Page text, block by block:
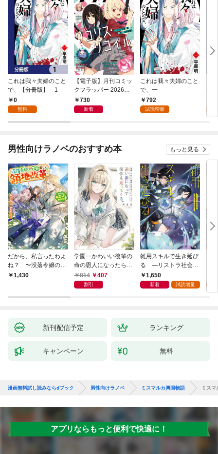
これは我々夫婦のこと
で、【分冊版】 1
0
無料
【電子版】月刊コミッ
クフラッパー 2026年9
月号730
新着
これは我々夫婦のこと
で、一
792
試読増量
チ
冊
男性向けラノベのおすすめ本 もっと見る
だから、私言ったわよ
ね？ 〜没落令嬢の案
外楽しい領地改革〜
1,430
学園一かわいい後輩の
命の恩人になったら、
通い妻になって関係を
迫ってくる。
814 407
割引
雑用スキルで生き延び
る —リストラ社会人
のソロダンジョン攻略
記—
1,650
新着 試読増量
私
戻
し
新刊配信予定 ランキング
キャンペーン 無料
漫画無料試し読みならdブック 男性向けラノベ ミスマルカ興国物語 ミス
アプリならもっと便利で快適に！